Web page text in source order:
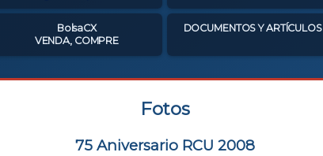
BolsaCX
VENDA, COMPRE
DOCUMENTOS Y ARTÍCULOS
Fotos
75 Aniversario RCU 2008